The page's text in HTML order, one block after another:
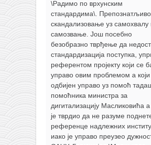
\Радимо по врхунским
стандардима\. Препознатљиво
скандализовање уз самохвалу
самозвање. Још посебно
безобразно тврђење да
стандардизација поступка,
референтом пројекту који се
управо овим проблемом а који
одбијен управо уз помоћ
помоћника министра за
дигитализацију Масликовића а
је тврдио да не разуме
референце надлежних
иако је управо преузео